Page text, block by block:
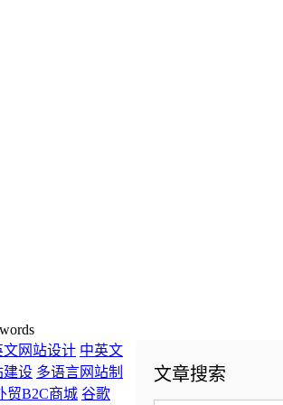
文章搜索
文网站设计 中英文
建设 多语言网站制
贸B2C商城 谷歌